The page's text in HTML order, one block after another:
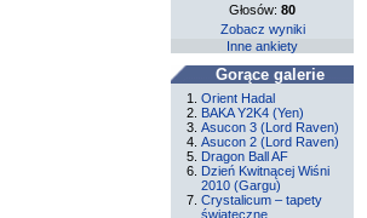
Głosów:80
Zobacz wyniki
Inne ankiety
Gorące galerie
Orient Hadal
BAKA Y2K4 (Yen)
Asucon 3 (Lord Raven)
Asucon 2 (Lord Raven)
Dragon Ball AF
Dzień Kwitnącej Wiśni
2010 (Gargu)
Crystalicum – tapety
świąteczne